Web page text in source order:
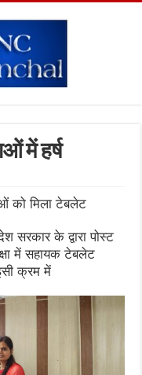
में हर्ष
को मिला टेबलेट
सरकार के द्वारा पोस्ट
में सहायक टेबलेट
क्रम में